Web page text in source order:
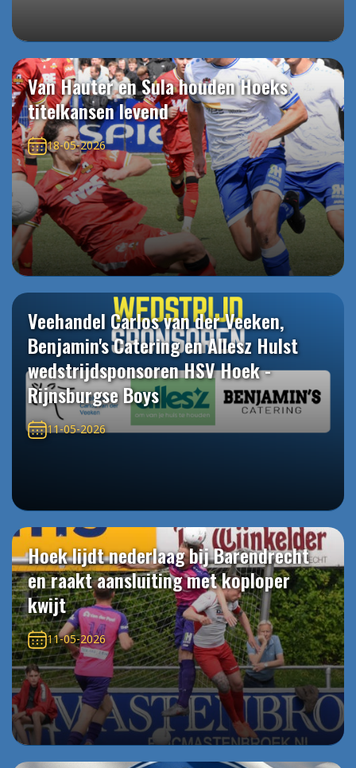
Van Hauter en Sula houden Hoeks
titelkansen levend
18-05-2026
Veehandel Carlos van der Veeken,
Benjamin's Catering en Allesz Hulst
wedstrijdsponsoren HSV Hoek -
Rijnsburgse Boys
11-05-2026
Hoek lijdt nederlaag bij Barendrecht
en raakt aansluiting met koploper
kwijt
11-05-2026